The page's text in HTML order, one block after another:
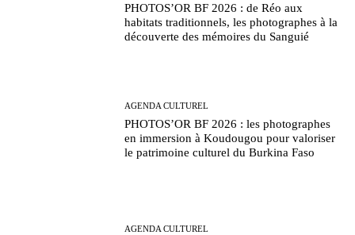
PHOTOS’OR BF 2026 : de Réo aux
habitats traditionnels, les photographes à la
découverte des mémoires du Sanguié
AGENDA CULTUREL
PHOTOS’OR BF 2026 : les photographes
en immersion à Koudougou pour valoriser
le patrimoine culturel du Burkina Faso
AGENDA CULTUREL